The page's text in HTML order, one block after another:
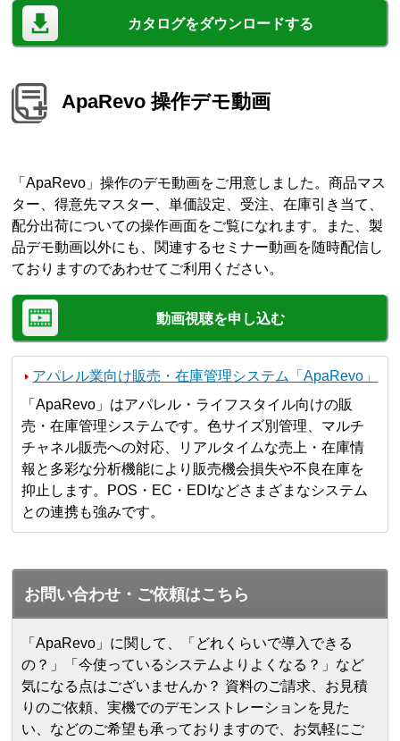
カタログをダウンロードする
ApaRevo 操作デモ動画
「ApaRevo」操作のデモ動画をご用意しました。商品マス
ター、得意先マスター、単価設定、受注、在庫引き当て、
配分出荷についての操作画面をご覧になれます。また、製
品デモ動画以外にも、関連するセミナー動画を随時配信し
ておりますのであわせてご利用ください。
動画視聴を申し込む
アパレル業向け販売・在庫管理システム「ApaRevo」
「ApaRevo」はアパレル・ライフスタイル向けの販
売・在庫管理システムです。色サイズ別管理、マルチ
チャネル販売への対応、リアルタイムな売上・在庫情
報と多彩な分析機能により販売機会損失や不良在庫を
抑止します。POS・EC・EDIなどさまざまなシステム
との連携も強みです。
お問い合わせ・ご依頼はこちら
「ApaRevo」に関して、「どれくらいで導入できる
の？」「今使っているシステムよりよくなる？」など
気になる点はございませんか？ 資料のご請求、お見積
りのご依頼、実機でのデモンストレーションを見た
い、などのご希望も承っておりますので、お気軽にご